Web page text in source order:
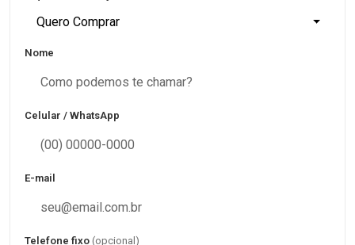
Quero Comprar
Nome
Celular / WhatsApp
E-mail
Telefone fixo (opcional)